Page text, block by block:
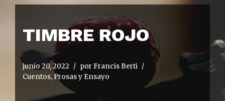
TIMBRE ROJO
junio 20, 2022 por Francis Berti
Cuentos, Prosas y Ensayo